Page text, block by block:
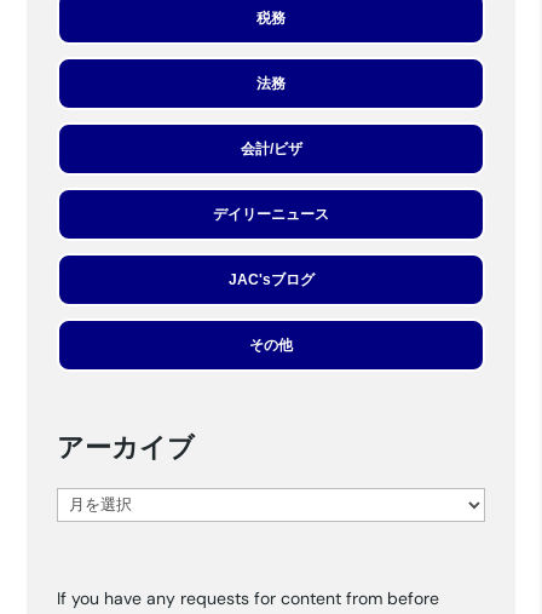
税務
法務
会計/ビザ
デイリーニュース
JAC'sブログ
その他
アーカイブ
ア
イ
If you have any requests for content from before